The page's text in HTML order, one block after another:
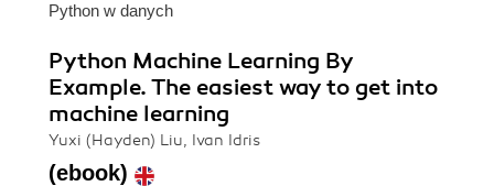
Python w danych
Python Machine Learning By
Example. The easiest way to get into
machine learning
Yuxi (Hayden) Liu, Ivan Idris
(ebook)